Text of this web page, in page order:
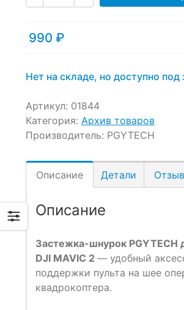
990 ₽
Нет на складе, но доступно под
Артикул: 01844
Категория: Архив товаров
Производитель: PGYTECH
Описание Детали
Описание
Застежка-шнурок PGYTECH
DJI MAVIC 2 — удобный
поддержки пульта на шее
квадрокоптера.